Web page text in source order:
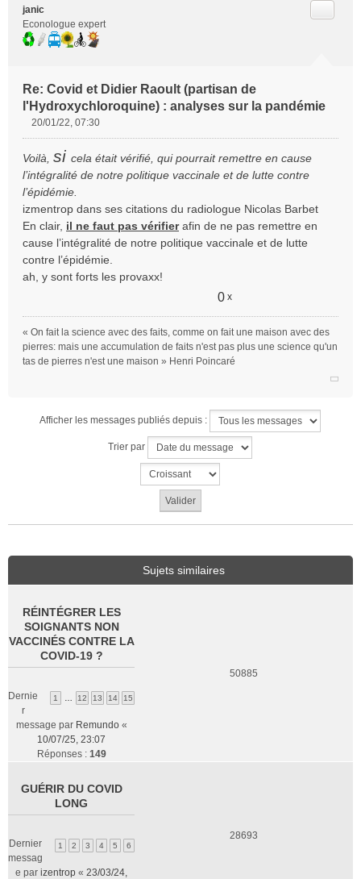
janic
Econologue expert
Re: Covid et Didier Raoult (partisan de
l'Hydroxychloroquine) : analyses sur la pandémie
s
s
a
g
o
n
l
20/01/22, 07:30
Voilà, si cela était vérifié, qui pourrait remettre en cause
l’intégralité de notre politique vaccinale et de lutte contre
l’épidémie.
izmentrop dans ses citations du radiologue Nicolas Barbet
En clair, il ne faut pas vérifierafin de ne pas remettre en
cause l’intégralité de notre politique vaccinale et de lutte
contre l’épidémie.
ah, y sont forts les provaxx!
0 x
« On fait la science avec des faits, comme on fait une maison avec des
pierres: mais une accumulation de faits n'est pas plus une science qu'un
tas de pierres n'est une maison » Henri Poincaré
Afficher les messages publiés depuis :
Trier par
Sujets similaires
RÉINTÉGRER LES
SOIGNANTS NON
VACCINÉS CONTRE LA
COVID-19 ?
1 12 13 14 15
Dernie
r
message par Remundo«
10/07/25, 23:07
Réponses : 149
50885
GUÉRIR DU COVID
LONG
1 2 3 4 5 6
Dernier
messag
e par izentrop « 23/03/24,
28693